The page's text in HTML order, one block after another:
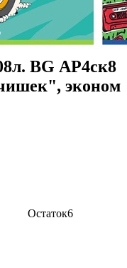
BG АР4ск8
эконом
Остаток6